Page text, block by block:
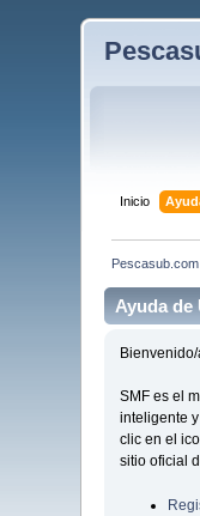
Inicio
Pescasub.com
Ayuda de
SMF es el
inteligente
clic en el
sitio oficial